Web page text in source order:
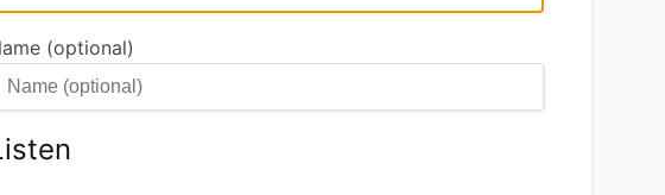
(optional)